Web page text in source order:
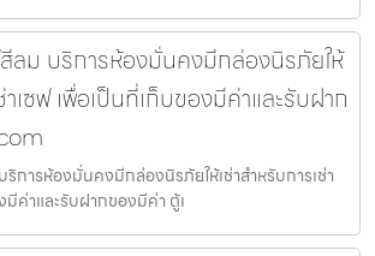
สีลม บริการห้องมั่นคงมีกล่องนิรภัยให้
าเซฟ เพื่อเป็นที่เก็บของมีค่าและรับฝาก
ริการห้องมั่นคงมีกล่องนิรภัยให้เช่าสำหรับการเช่า
มีค่าและรับฝากของมีค่า ตู้เ